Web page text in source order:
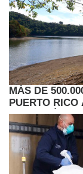
MÁS DE
PUERTO RICO
LA SEQUÍA